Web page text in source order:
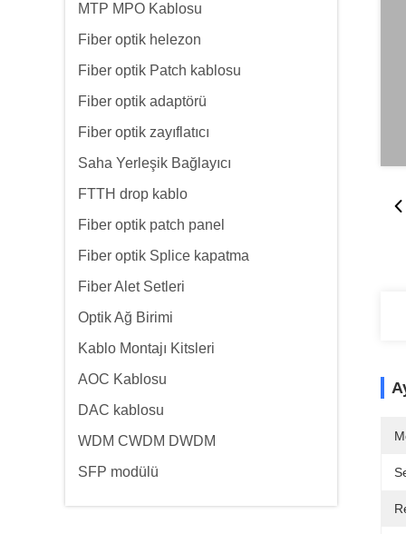
MTP MPO Kablosu
Fiber optik helezon
Fiber optik Patch kablosu
Fiber optik adaptörü
Fiber optik zayıflatıcı
Saha Yerleşik Bağlayıcı
FTTH drop kablo
Fiber optik patch panel
Fiber optik Splice kapatma
Fiber Alet Setleri
Optik Ağ Birimi
Kablo Montajı Kitsleri
AOC Kablosu
DAC kablosu
WDM CWDM DWDM
SFP modülü